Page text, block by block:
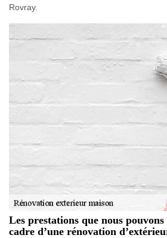
Rovray.
Les prestations que nous
cadre d’une rénovation